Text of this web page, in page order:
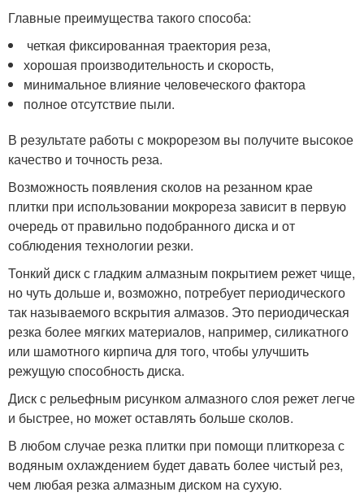
Главные преимущества такого способа:
четкая фиксированная траектория реза,
хорошая производительность и скорость,
минимальное влияние человеческого фактора
полное отсутствие пыли.
В результате работы с мокрорезом вы получите высокое
качество и точность реза.
Возможность появления сколов на резанном крае
плитки при использовании мокрореза зависит в первую
очередь от правильно подобранного диска и от
соблюдения технологии резки.
Тонкий диск с гладким алмазным покрытием режет чище,
но чуть дольше и, возможно, потребует периодического
так называемого вскрытия алмазов. Это периодическая
резка более мягких материалов, например, силикатного
или шамотного кирпича для того, чтобы улучшить
режущую способность диска.
Диск с рельефным рисунком алмазного слоя режет легче
и быстрее, но может оставлять больше сколов.
В любом случае резка плитки при помощи плиткореза с
водяным охлаждением будет давать более чистый рез,
чем любая резка алмазным диском на сухую.